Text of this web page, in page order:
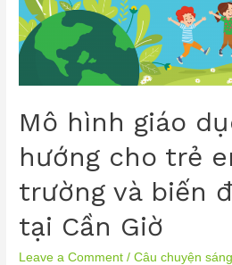
Mô hình giáo
hướng cho trẻ
trường và biến
tại Cần Giờ
Leave a Comment /Câu chuyện